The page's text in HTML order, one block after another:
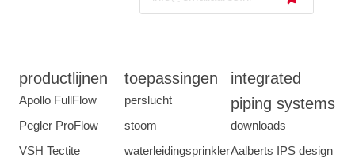
productlijnen
Apollo FullFlow
Pegler ProFlow
VSH Tectite
toepassingen
perslucht
stoom
waterleidingsprinkler
integrated
piping systems
downloads
Aalberts IPS design